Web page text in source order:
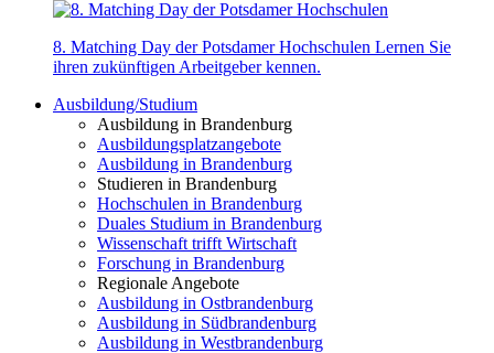
8. Matching Day der Potsdamer Hochschulen Lernen Sie
ihren zukünftigen Arbeitgeber kennen.
Ausbildung/Studium
Ausbildung in Brandenburg
Ausbildungsplatzangebote
Ausbildung in Brandenburg
Studieren in Brandenburg
Hochschulen in Brandenburg
Duales Studium in Brandenburg
Wissenschaft trifft Wirtschaft
Forschung in Brandenburg
Regionale Angebote
Ausbildung in Ostbrandenburg
Ausbildung in Südbrandenburg
Ausbildung in Westbrandenburg